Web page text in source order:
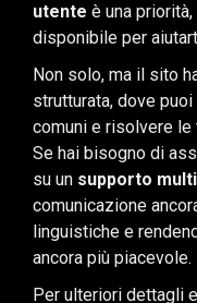
utente è una
disponibile per
Non solo, ma il sito
strutturata, dove
comuni e risolvere le
Se hai bisogno di
su un supporto
comunicazione
linguistiche e
ancora più piacevole.
Per ulteriori dettagli